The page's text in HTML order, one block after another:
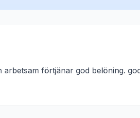
arbetsam förtjänar god belöning.